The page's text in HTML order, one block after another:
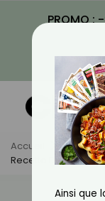
PROMO :
Accueil Actus
Recette Du Pavé De
Ainsi que